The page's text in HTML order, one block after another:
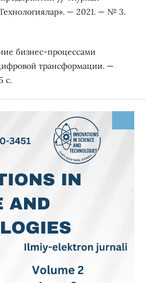
— 2021. — № 3.
бизнес-процессами
трансформации. —
с.